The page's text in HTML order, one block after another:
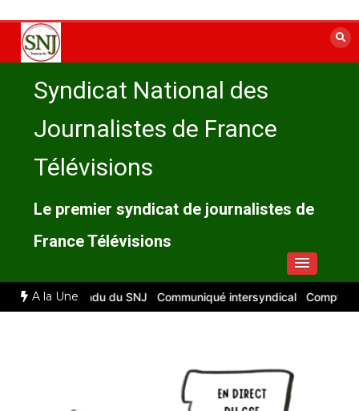
contenu
Syndicat National des
Journalistes de France
Télévisions
Le premier syndicat de journalistes de
France Télévisions
A la Une
: compte rendu du SNJ Communiqué intersyndical Compte-